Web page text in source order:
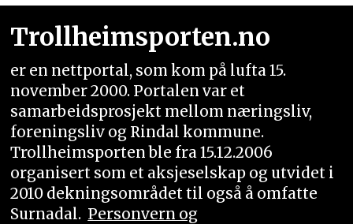
Trollheimsporten.no
er en nettportal, som kom på lufta 15.
november 2000. Portalen var et
samarbeidsprosjekt mellom næringsliv,
foreningsliv og Rindal kommune.
Trollheimsporten ble fra 15.12.2006
organisert som et aksjeselskap og utvidet i
2010 dekningsområdet til også å omfatte
Surnadal. Personvern og